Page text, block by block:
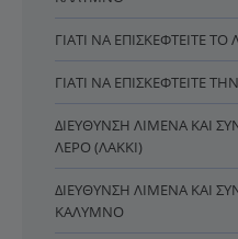
ΓΙΑΤΊ ΝΑ ΕΠΙΣΚΕΦΤΕΊΤΕ ΤΟ
ΓΙΑΤΊ ΝΑ ΕΠΙΣΚΕΦΤΕΊΤΕ
ΔΙΕΎΘΥΝΣΗ ΛΙΜΈΝΑ ΚΑΙ
ΛΈΡΟ (ΛΑΚΚΊ)
ΔΙΕΎΘΥΝΣΗ ΛΙΜΈΝΑ ΚΑΙ
ΚΆΛΥΜΝΟ